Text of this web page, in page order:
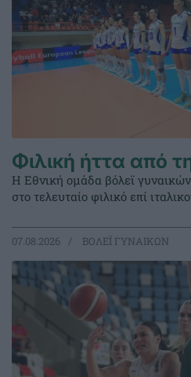
Φιλική ήττα από
Η Εθνική ομάδα βόλεϊ
στο τελευταίο φιλικό επί
07.08.2026 ΒΟΛΕΪ ΓΥΝΑΙΚΩΝ